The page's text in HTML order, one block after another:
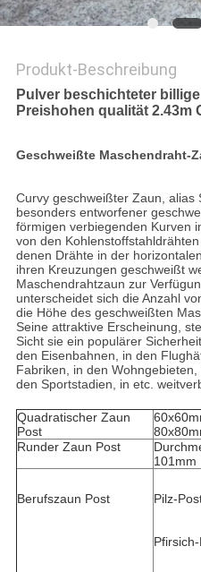
Produkt-Beschreibung
Pulver beschichteter
Preishohen qualität 2.43m
Geschweißte Maschendraht-
Curvy geschweißter Zaun, alias
besonders entworfener
förmigen verbiegenden Kurven
von den
denen Drähte in der
ihren Kreuzungen geschweißt
Maschendrahtzaun zur
unterscheidet sich die Anzahl
die Höhe des geschweißten
Seine attraktive Erscheinung,
Sicht sie ein populärer
den Eisenbahnen, in den
Fabriken, in den
den Sportstadien, in etc.
Quadratischer Zaun
Post
Runder Zaun Post
101mm
Berufszaun Post Pilz-